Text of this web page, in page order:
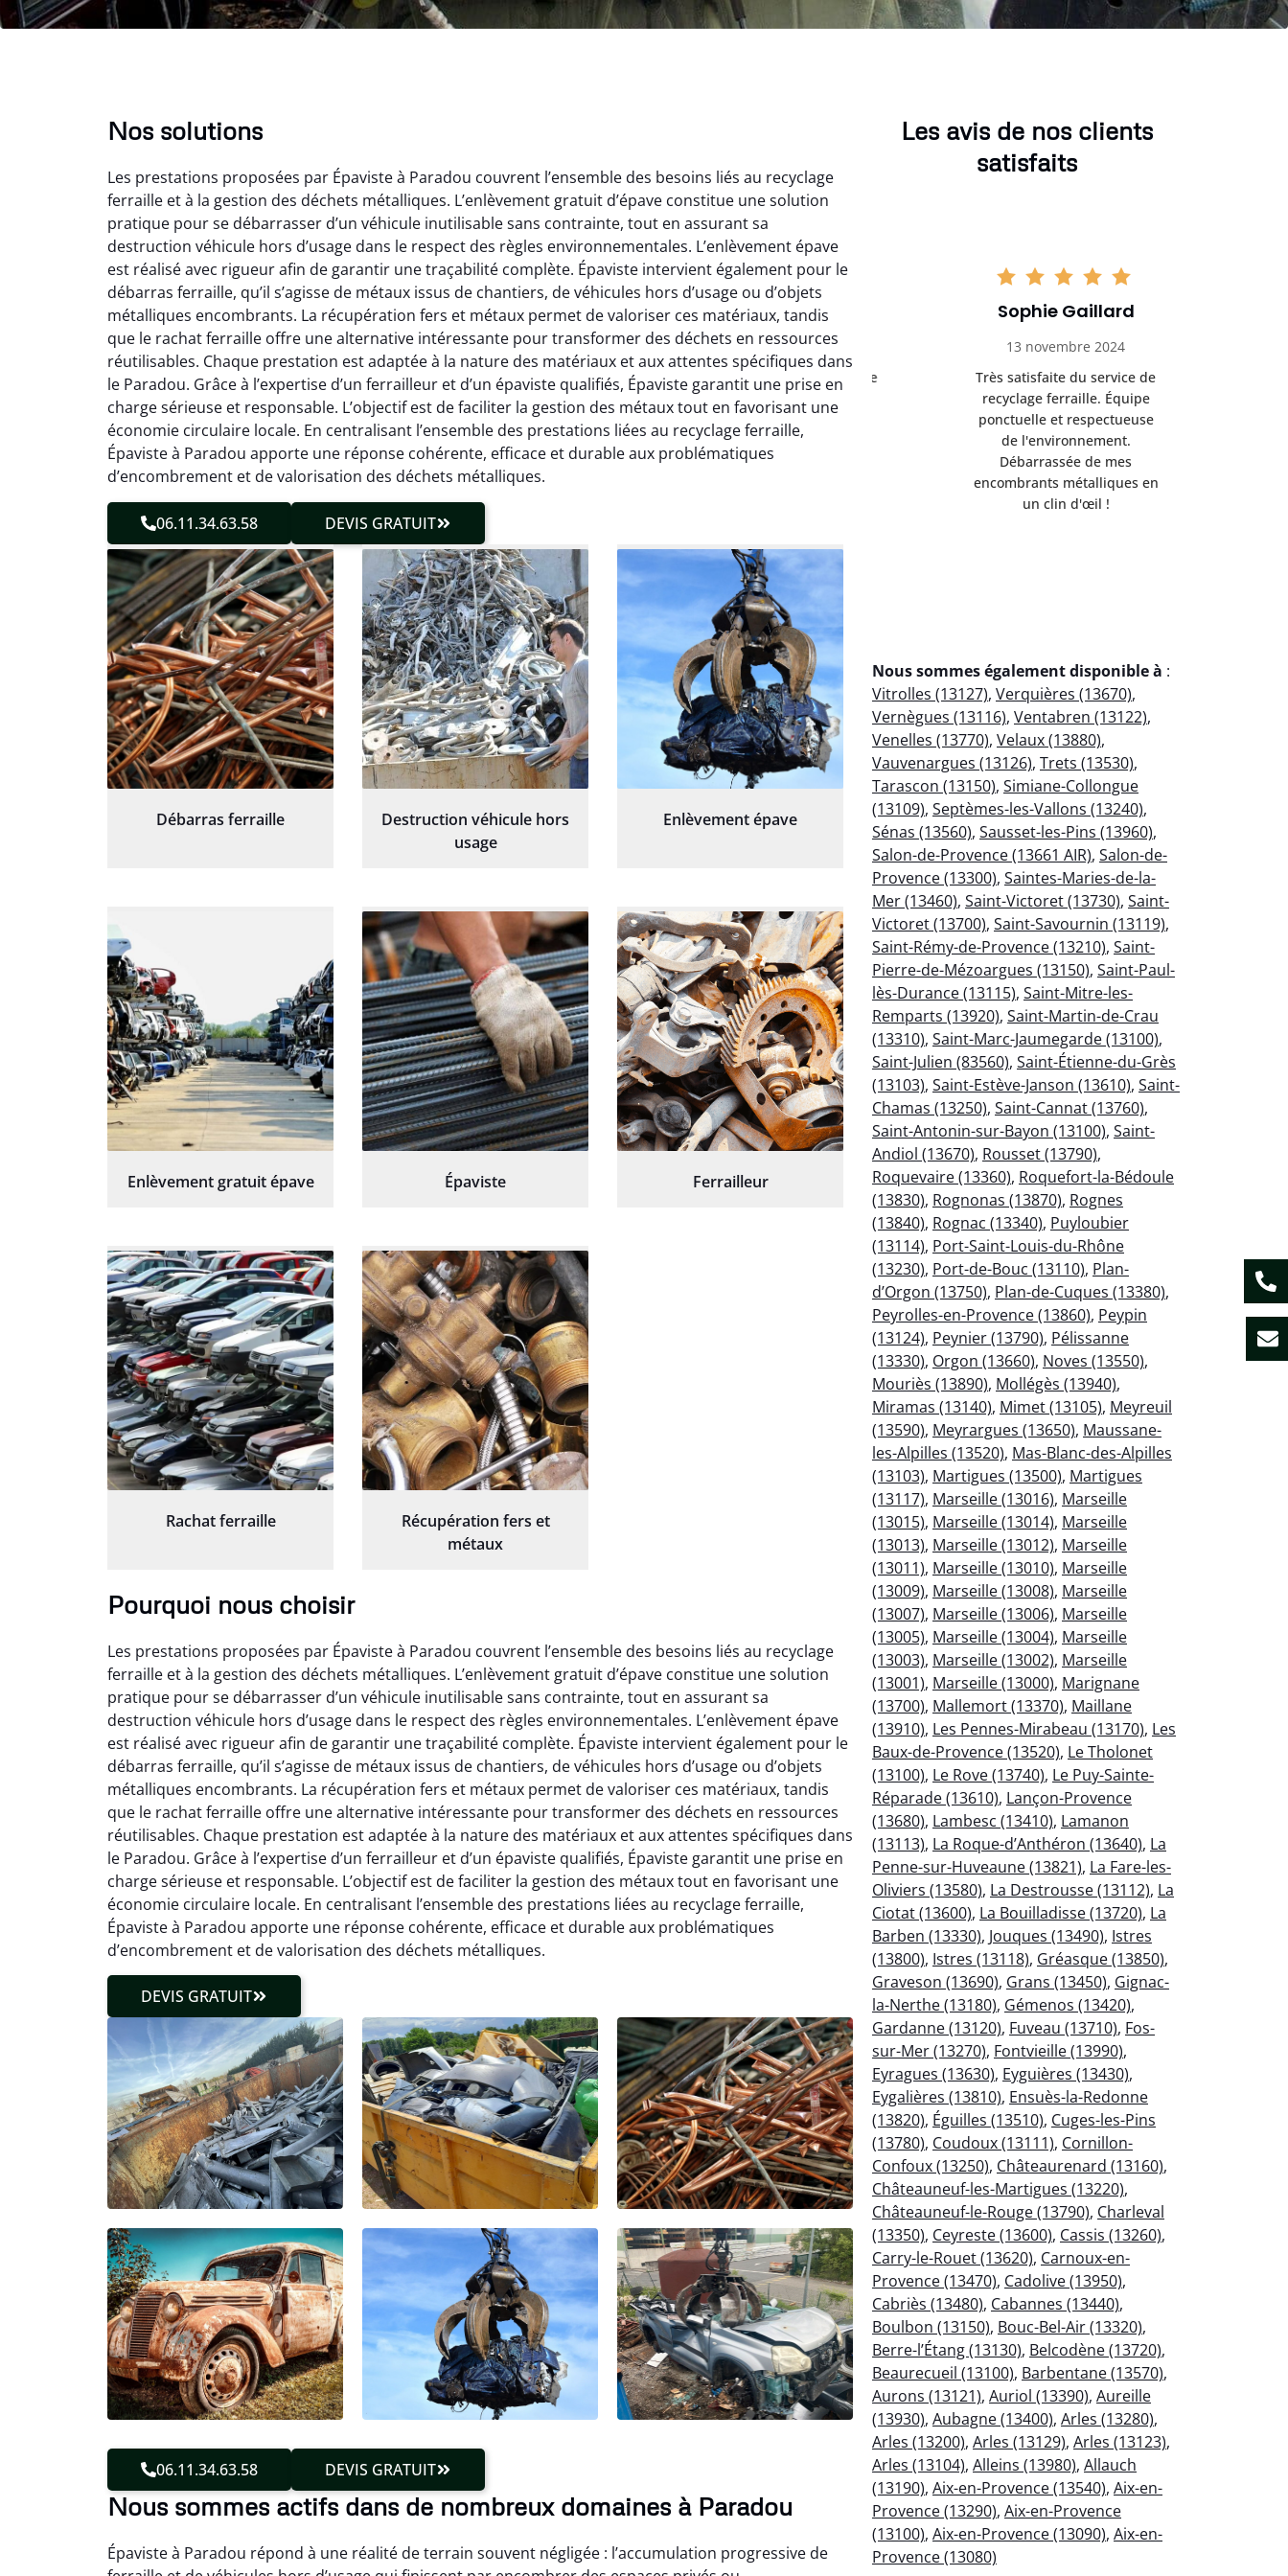
Nos solutions
Les prestations proposées par Épaviste à Paradou couvrent l’ensemble des besoins liés au recyclage
ferraille et à la gestion des déchets métalliques. L’enlèvement gratuit d’épave constitue une solution
pratique pour se débarrasser d’un véhicule inutilisable sans contrainte, tout en assurant sa
destruction véhicule hors d’usage dans le respect des règles environnementales. L’enlèvement épave
est réalisé avec rigueur afin de garantir une traçabilité complète. Épaviste intervient également pour le
débarras ferraille, qu’il s’agisse de métaux issus de chantiers, de véhicules hors d’usage ou d’objets
métalliques encombrants. La récupération fers et métaux permet de valoriser ces matériaux, tandis
que le rachat ferraille offre une alternative intéressante pour transformer des déchets en ressources
réutilisables. Chaque prestation est adaptée à la nature des matériaux et aux attentes spécifiques dans
le Paradou. Grâce à l’expertise d’un ferrailleur et d’un épaviste qualifiés, Épaviste garantit une prise en
charge sérieuse et responsable. L’objectif est de faciliter la gestion des métaux tout en favorisant une
économie circulaire locale. En centralisant l’ensemble des prestations liées au recyclage ferraille,
Épaviste à Paradou apporte une réponse cohérente, efficace et durable aux problématiques
d’encombrement et de valorisation des déchets métalliques.
06.11.34.63.58 DEVIS GRATUIT
Débarras ferraille
Destruction véhicule hors
usage
Enlèvement épave
Enlèvement gratuit épave Épaviste Ferrailleur
Rachat ferraille
Récupération fers et
métaux
Pourquoi nous choisir
Les prestations proposées par Épaviste à Paradou couvrent l’ensemble des besoins liés au recyclage
ferraille et à la gestion des déchets métalliques. L’enlèvement gratuit d’épave constitue une solution
pratique pour se débarrasser d’un véhicule inutilisable sans contrainte, tout en assurant sa
destruction véhicule hors d’usage dans le respect des règles environnementales. L’enlèvement épave
est réalisé avec rigueur afin de garantir une traçabilité complète. Épaviste intervient également pour le
débarras ferraille, qu’il s’agisse de métaux issus de chantiers, de véhicules hors d’usage ou d’objets
métalliques encombrants. La récupération fers et métaux permet de valoriser ces matériaux, tandis
que le rachat ferraille offre une alternative intéressante pour transformer des déchets en ressources
réutilisables. Chaque prestation est adaptée à la nature des matériaux et aux attentes spécifiques dans
le Paradou. Grâce à l’expertise d’un ferrailleur et d’un épaviste qualifiés, Épaviste garantit une prise en
charge sérieuse et responsable. L’objectif est de faciliter la gestion des métaux tout en favorisant une
économie circulaire locale. En centralisant l’ensemble des prestations liées au recyclage ferraille,
Épaviste à Paradou apporte une réponse cohérente, efficace et durable aux problématiques
d’encombrement et de valorisation des déchets métalliques.
DEVIS GRATUIT
06.11.34.63.58 DEVIS GRATUIT
Nous sommes actifs dans de nombreux domaines à Paradou
Épaviste à Paradou répond à une réalité de terrain souvent négligée : l’accumulation progressive de
Les avis de nos clients
satisfaits
Virginie Lambert
26 février 2025
Parfait pour se débarrasser
des vieux métaux ! Équipe
efficace qui a tout enlevé
sans laisser de traces.
Service client très réactif.
Jérôme Meunier
21 octobre 2024
Service de recyclage efficace
et écologique. Enlèvement
rapide de ma vieille
chaudière et démarche
transparente. Je
Sophie Gaillard
13 novembre 2024
Très satisfaite du service de
recyclage ferraille. Équipe
ponctuelle et respectueuse
de l'environnement.
Débarrassée de mes
encombrants métalliques en
un clin d'œil !
Nous sommes également disponible à :
Vitrolles (13127), Verquières (13670),
Vernègues (13116), Ventabren (13122),
Venelles (13770), Velaux (13880),
Vauvenargues (13126), Trets (13530),
Tarascon (13150), Simiane-Collongue
(13109), Septèmes-les-Vallons (13240),
Sénas (13560), Sausset-les-Pins (13960),
Salon-de-Provence (13661 AIR), Salon-de-
Provence (13300), Saintes-Maries-de-la-
Mer (13460), Saint-Victoret (13730), Saint-
Victoret (13700), Saint-Savournin (13119),
Saint-Rémy-de-Provence (13210), Saint-
Pierre-de-Mézoargues (13150), Saint-Paul-
lès-Durance (13115), Saint-Mitre-les-
Remparts (13920), Saint-Martin-de-Crau
(13310), Saint-Marc-Jaumegarde (13100),
Saint-Julien (83560), Saint-Étienne-du-Grès
(13103), Saint-Estève-Janson (13610), Saint-
Chamas (13250), Saint-Cannat (13760),
Saint-Antonin-sur-Bayon (13100), Saint-
Andiol (13670), Rousset (13790),
Roquevaire (13360), Roquefort-la-Bédoule
(13830), Rognonas (13870), Rognes
(13840), Rognac (13340), Puyloubier
(13114), Port-Saint-Louis-du-Rhône
(13230), Port-de-Bouc (13110), Plan-
d’Orgon (13750), Plan-de-Cuques (13380),
Peyrolles-en-Provence (13860), Peypin
(13124), Peynier (13790), Pélissanne
(13330), Orgon (13660), Noves (13550),
Mouriès (13890), Mollégès (13940),
Miramas (13140), Mimet (13105), Meyreuil
(13590), Meyrargues (13650), Maussane-
les-Alpilles (13520), Mas-Blanc-des-Alpilles
(13103), Martigues (13500), Martigues
(13117), Marseille (13016), Marseille
(13015), Marseille (13014), Marseille
(13013), Marseille (13012), Marseille
(13011), Marseille (13010), Marseille
(13009), Marseille (13008), Marseille
(13007), Marseille (13006), Marseille
(13005), Marseille (13004), Marseille
(13003), Marseille (13002), Marseille
(13001), Marseille (13000), Marignane
(13700), Mallemort (13370), Maillane
(13910), Les Pennes-Mirabeau (13170), Les
Baux-de-Provence (13520), Le Tholonet
(13100), Le Rove (13740), Le Puy-Sainte-
Réparade (13610), Lançon-Provence
(13680), Lambesc (13410), Lamanon
(13113), La Roque-d’Anthéron (13640), La
Penne-sur-Huveaune (13821), La Fare-les-
Oliviers (13580), La Destrousse (13112), La
Ciotat (13600), La Bouilladisse (13720), La
Barben (13330), Jouques (13490), Istres
(13800), Istres (13118), Gréasque (13850),
Graveson (13690), Grans (13450), Gignac-
la-Nerthe (13180), Gémenos (13420),
Gardanne (13120), Fuveau (13710), Fos-
sur-Mer (13270), Fontvieille (13990),
Eyragues (13630), Eyguières (13430),
Eygalières (13810), Ensuès-la-Redonne
(13820), Éguilles (13510), Cuges-les-Pins
(13780), Coudoux (13111), Cornillon-
Confoux (13250), Châteaurenard (13160),
Châteauneuf-les-Martigues (13220),
Châteauneuf-le-Rouge (13790), Charleval
(13350), Ceyreste (13600), Cassis (13260),
Carry-le-Rouet (13620), Carnoux-en-
Provence (13470), Cadolive (13950),
Cabriès (13480), Cabannes (13440),
Boulbon (13150), Bouc-Bel-Air (13320),
Berre-l’Étang (13130), Belcodène (13720),
Beaurecueil (13100), Barbentane (13570),
Aurons (13121), Auriol (13390), Aureille
(13930), Aubagne (13400), Arles (13280),
Arles (13200), Arles (13129), Arles (13123),
Arles (13104), Alleins (13980), Allauch
(13190), Aix-en-Provence (13540), Aix-en-
Provence (13290), Aix-en-Provence
(13100), Aix-en-Provence (13090), Aix-en-
Provence (13080)